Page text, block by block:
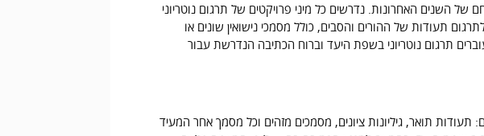
השנים האחרונות. נדרשים כל מיני פרויקטים של תרגום נוטריוני
תעודות של ההורים והסבים, כולל מסמכי נישואין שונים או
תרגום נוטריוני בשפת היעד וברוח הכתיבה הנדרשת עבור
תעודות תואר, גיליונות ציונים, מסמכים מזהים וכל מסמך אחר המעיד